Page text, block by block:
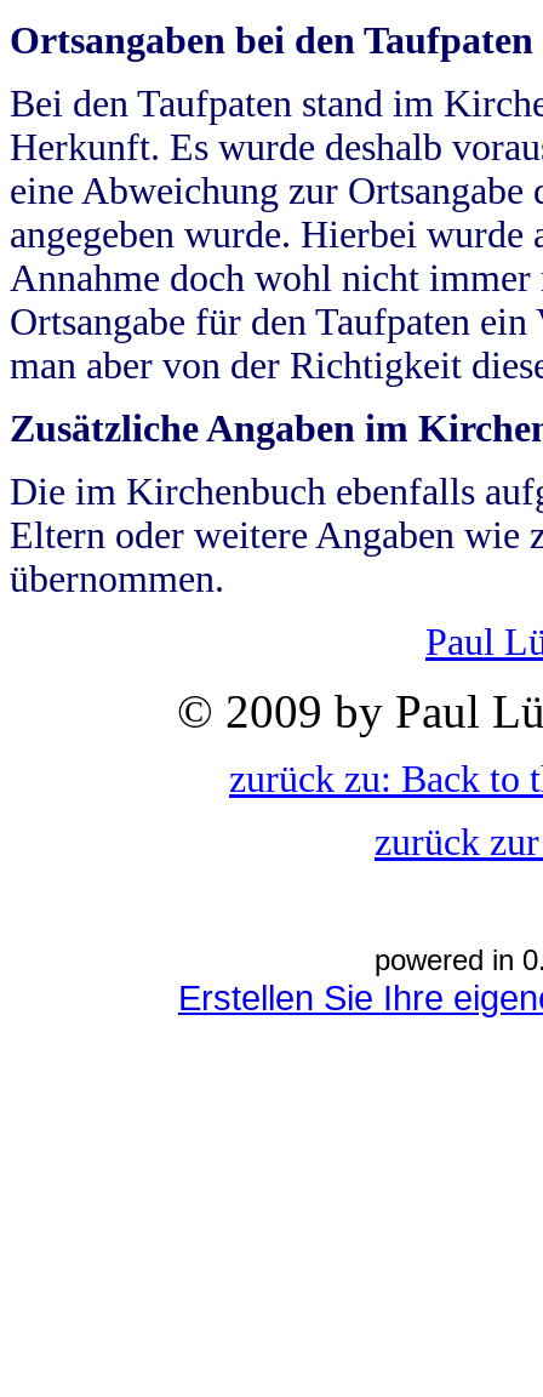
Ortsangaben bei den Taufpaten
Bei den Taufpaten stand im
Herkunft. Es wurde deshalb
eine Abweichung zur
angegeben wurde. Hierbei wurde
Annahme doch wohl nicht
Ortsangabe für den Taufpaten
man aber von der Richtigkeit
Zusätzliche Angaben im
Die im Kirchenbuch ebenfalls
Eltern oder weitere Angaben wie
übernommen.
Paul
© 2009 by Paul
zurück zu: Back to
zurück
powered in
Erstellen Sie Ihre